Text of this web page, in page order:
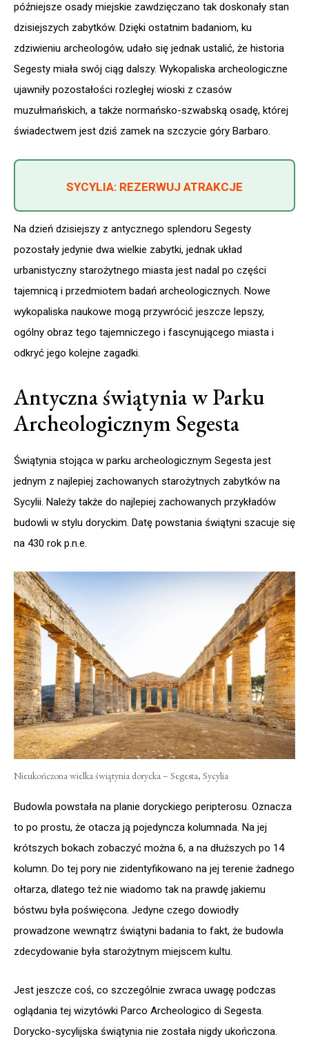
późniejsze osady miejskie zawdzięczano tak doskonały stan
dzisiejszych zabytków. Dzięki ostatnim badaniom, ku
zdziwieniu archeologów, udało się jednak ustalić, że historia
Segesty miała swój ciąg dalszy. Wykopaliska archeologiczne
ujawniły pozostałości rozległej wioski z czasów
muzułmańskich, a także normańsko-szwabską osadę, której
świadectwem jest dziś zamek na szczycie góry Barbaro.
SYCYLIA: REZERWUJ ATRAKCJE
Na dzień dzisiejszy z antycznego splendoru Segesty
pozostały jedynie dwa wielkie zabytki, jednak układ
urbanistyczny starożytnego miasta jest nadal po części
tajemnicą i przedmiotem badań archeologicznych. Nowe
wykopaliska naukowe mogą przywrócić jeszcze lepszy,
ogólny obraz tego tajemniczego i fascynującego miasta i
odkryć jego kolejne zagadki.
Antyczna świątynia w Parku
Archeologicznym Segesta
Świątynia stojąca w parku archeologicznym Segesta jest
jednym z najlepiej zachowanych starożytnych zabytków na
Sycylii. Należy także do najlepiej zachowanych przykładów
budowli w stylu doryckim. Datę powstania świątyni szacuje się
na 430 rok p.n.e.
Nieukończona wielka świątynia dorycka – Segesta, Sycylia
Budowla powstała na planie doryckiego peripterosu. Oznacza
to po prostu, że otacza ją pojedyncza kolumnada. Na jej
krótszych bokach zobaczyć można 6, a na dłuższych po 14
kolumn. Do tej pory nie zidentyfikowano na jej terenie żadnego
ołtarza, dlatego też nie wiadomo tak na prawdę jakiemu
bóstwu była poświęcona. Jedyne czego dowiodły
prowadzone wewnątrz świątyni badania to fakt, że budowla
zdecydowanie była starożytnym miejscem kultu.
Jest jeszcze coś, co szczególnie zwraca uwagę podczas
oglądania tej wizytówki Parco Archeologico di Segesta.
Dorycko-sycylijska świątynia nie została nigdy ukończona.